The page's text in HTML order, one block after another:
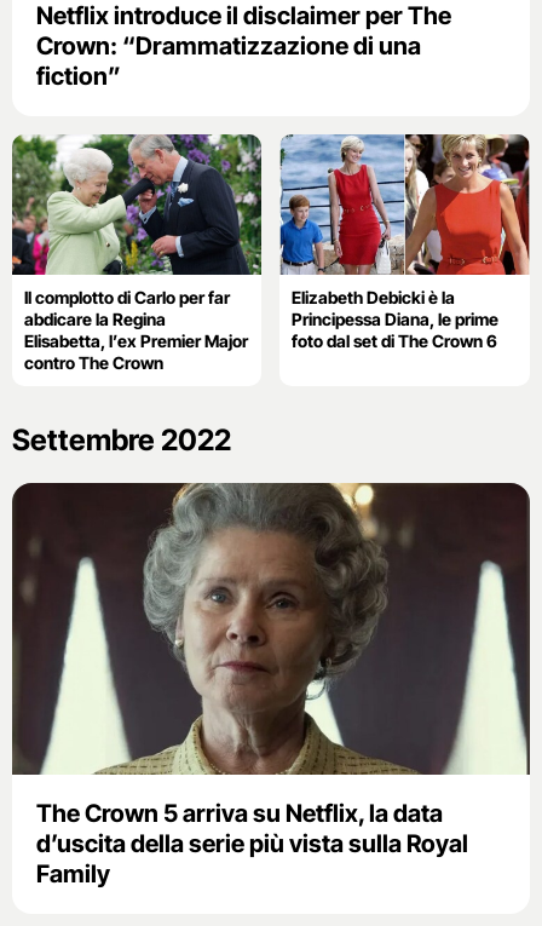
Netflix introduce il disclaimer per The
Crown: “Drammatizzazione di una
fiction”
Il complotto di Carlo per far
abdicare la Regina
Elisabetta, l’ex Premier Major
contro The Crown
Elizabeth Debicki è la
Principessa Diana, le prime
foto dal set di The Crown 6
Settembre 2022
The Crown 5 arriva su Netflix, la data
d’uscita della serie più vista sulla Royal
Family